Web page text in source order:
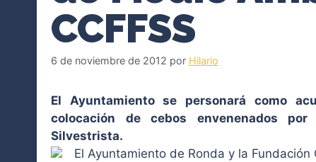
CCFFSS
6 de noviembre de 2012 por Hilario
El Ayuntamiento se personará como
colocación de cebos envenenados
Silvestrista.
El Ayuntamiento de Ronda y la